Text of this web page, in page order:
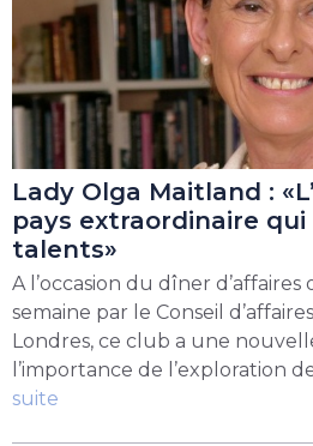
Lady Olga Maitland :
pays extraordinaire
talents»
A l’occasion du dîner
semaine par le Conseil
Londres, ce club a une
l’importance de l’exploration
suite